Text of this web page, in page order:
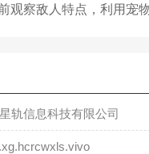
观察敌人特点，利用宠
轨信息科技有限公司